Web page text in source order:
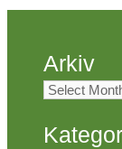
Arkiv
Arkiv